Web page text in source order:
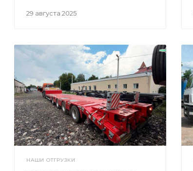
29 августа 2025
НАШИ ОТГРУЗКИ